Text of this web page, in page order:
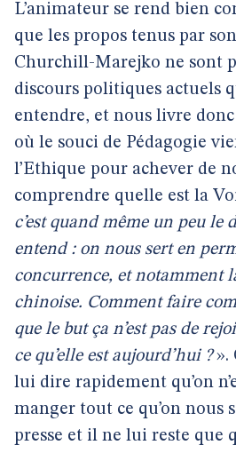
L’animateur se rend bien
que les propos tenus par
Churchill-Marejko ne sont
discours politiques actuels
entendre, et nous livre
où le souci de Pédagogie
l’Ethique pour achever de
comprendre quelle est la
c’est quand même un peu le
entend : on nous sert en
concurrence, et notamment
chinoise. Comment faire
que le but ça n’est pas de
ce qu’elle est aujourd’hui ?».
lui dire rapidement qu’on
manger tout ce qu’on nous
presse et il ne lui reste que